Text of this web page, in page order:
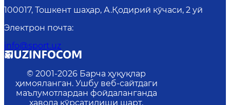
100017, Тошкент шаҳар, А.Қодирий кўчаси, 2 уй
Электрон почта:
info@sport.uz
© 2001-2026 Барча ҳуқуқлар
ҳимояланган. Ушбу веб-сайтдаги
маълумотлардан фойдаланганда
ҳавола кўрсатилиши шарт.